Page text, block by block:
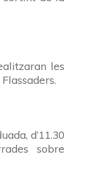
les
d’11.30
sobre